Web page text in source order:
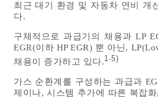
최근 대기 환경 및 자동차 연비 개
다.
구체적으로 과급기의 채용과 LP
EGR(이하 HP EGR) 뿐 아닌,
채용이 증가하고 있다.1-5)
가스 순환계를 구성하는 과급과
제이나, 시스템 추가에 따른 복잡